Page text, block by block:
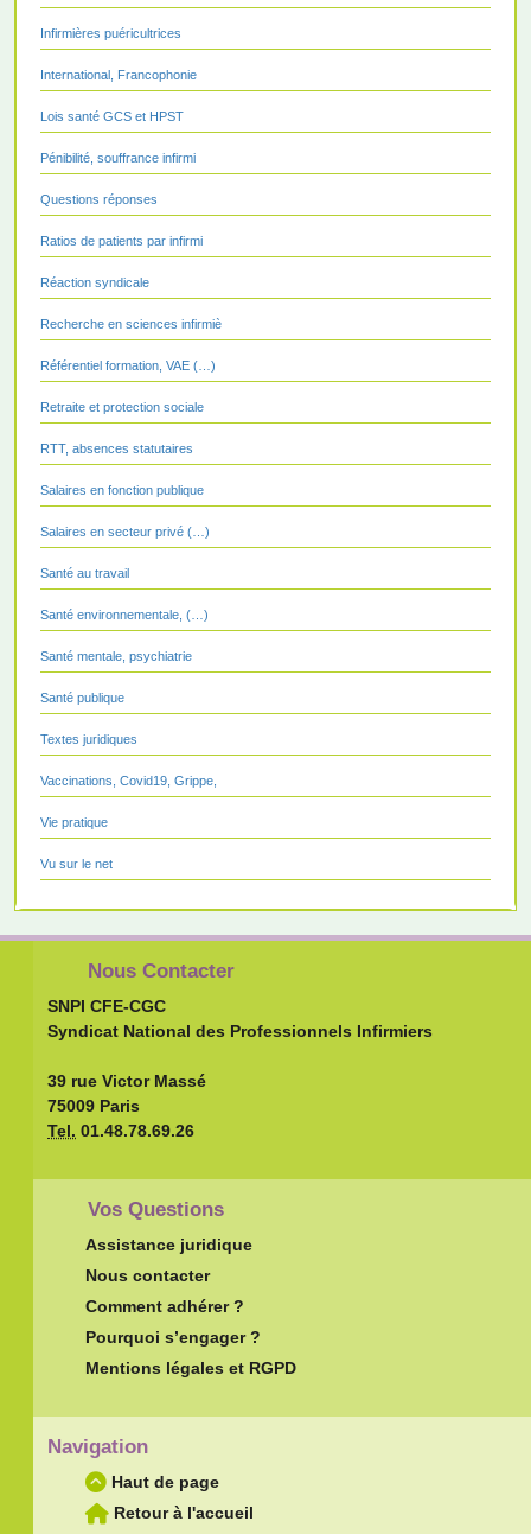
Infirmières puéricultrices
International, Francophonie
Lois santé GCS et HPST
Pénibilité, souffrance infirmi
Questions réponses
Ratios de patients par infirmi
Réaction syndicale
Recherche en sciences infirmiè
Référentiel formation, VAE (…)
Retraite et protection sociale
RTT, absences statutaires
Salaires en fonction publique
Salaires en secteur privé (…)
Santé au travail
Santé environnementale, (…)
Santé mentale, psychiatrie
Santé publique
Textes juridiques
Vaccinations, Covid19, Grippe,
Vie pratique
Vu sur le net
Nous Contacter
SNPI CFE-CGC
Syndicat National des Professionnels Infirmiers
39 rue Victor Massé
75009 Paris
Tel. 01.48.78.69.26
Vos Questions
Assistance juridique
Nous contacter
Comment adhérer ?
Pourquoi s’engager ?
Mentions légales et RGPD
Navigation
Haut de page
Retour à l'accueil